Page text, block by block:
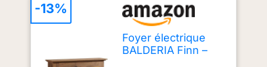
Foyer électrique
BALDERIA Finn –
-13%